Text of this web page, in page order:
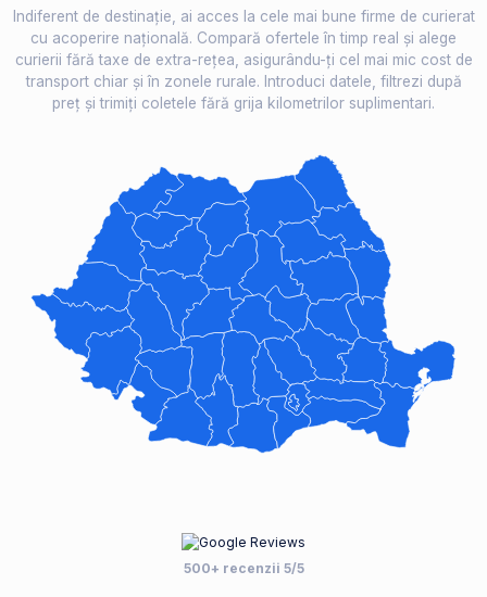
Indiferent de destinație, ai acces la cele mai bune firme de curierat
cu acoperire națională. Compară ofertele în timp real și alege
curierii fără taxe de extra-rețea, asigurându-ți cel mai mic cost de
transport chiar și în zonele rurale. Introduci datele, filtrezi după
preț și trimiți coletele fără grija kilometrilor suplimentari.
500+ recenzii 5/5